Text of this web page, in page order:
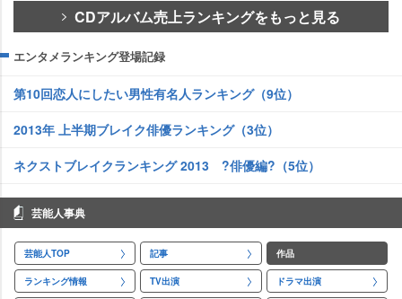
CDアルバム売上ランキングをもっと見る
エンタメランキング登場記録
第10回恋人にしたい男性有名人ランキング（9位）
2013年 上半期ブレイク俳優ランキング（3位）
ネクストブレイクランキング 2013 ?俳優編?（5位）
芸能人事典
芸能人TOP 記事 作品
ランキング情報 TV出演 ドラマ出演